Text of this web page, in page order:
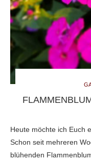
Heute möchte ich Euch
Schon seit mehreren
blühenden